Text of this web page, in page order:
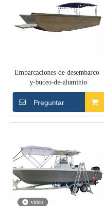
Embarcaciones-de-desembarco-
y-buceo-de-aluminio
Preguntar
vídeo